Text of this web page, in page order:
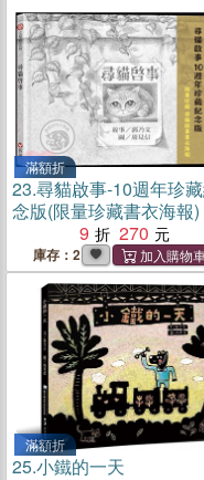
滿額折
23.尋貓啟事-10週年珍
念版(限量珍藏書衣海報)
9
270
庫存：2
滿額折
25.小鐵的一天